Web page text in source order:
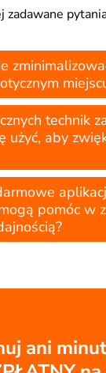
zadawane
technik
użyć, aby
pomóc w
ani